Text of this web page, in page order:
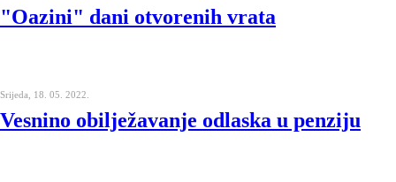
"Oazini" dani otvorenih vrata
Srijeda, 18. 05. 2022.
Vesnino obilježavanje odlaska u penziju